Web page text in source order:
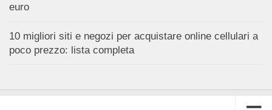
euro
10 migliori siti e negozi per acquistare online cellulari a
poco prezzo: lista completa